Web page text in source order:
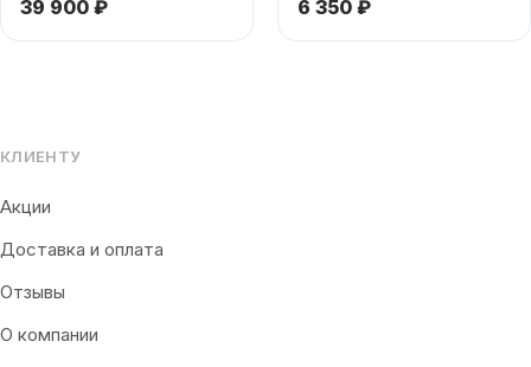
39 900 ₽ 6 350 ₽
КЛИЕНТУ
Акции
Доставка и оплата
Отзывы
О компании